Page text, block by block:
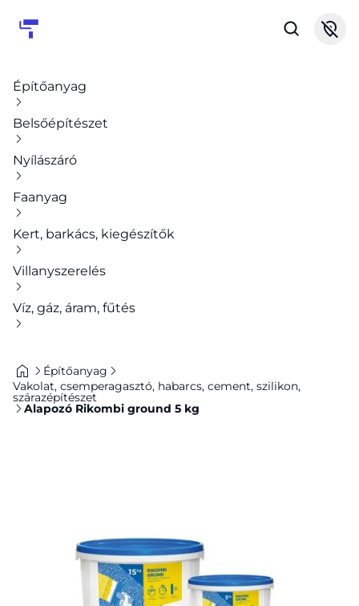
Építőanyag
Belsőépítészet
Nyílászáró
Faanyag
Kert, barkács, kiegészítők
Villanyszerelés
Víz, gáz, áram, fűtés
Építőanyag
Vakolat, csemperagasztó, habarcs, cement, szilikon,
szárazépítészet
Alapozó Rikombi ground 5 kg